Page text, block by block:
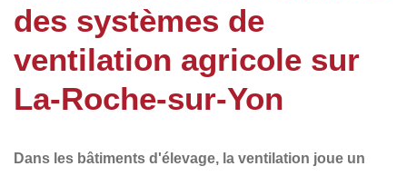
des systèmes de
ventilation agricole sur
La-Roche-sur-Yon
Dans les bâtiments d'élevage, la ventilation joue un